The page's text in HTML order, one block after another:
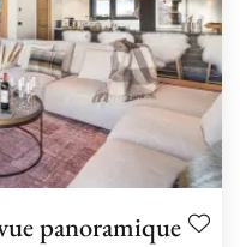
panoramique